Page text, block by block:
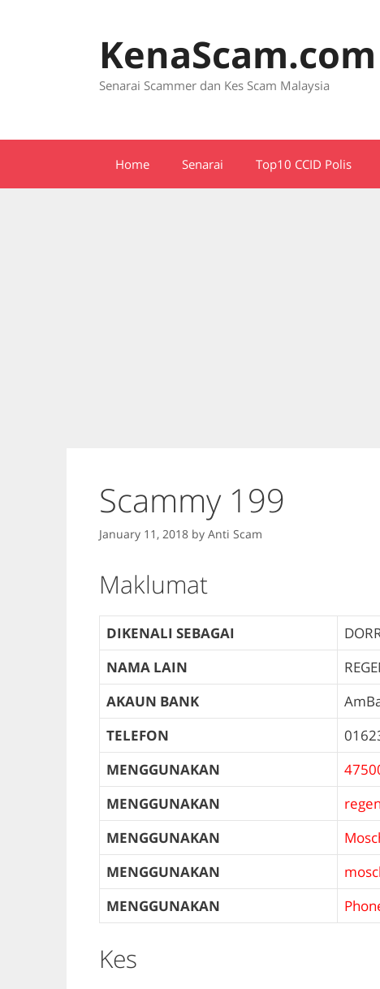
KenaScam.com
Senarai Scammer dan Kes Scam Malaysia
Home Senarai Top10 CCID Polis
Scammy 199
January 11, 2018 by Anti Scam
Maklumat
DIKENALI SEBAGAI
NAMA LAIN
AKAUN BANK
TELEFON
MENGGUNAKAN
MENGGUNAKAN
MENGGUNAKAN
MENGGUNAKAN
MENGGUNAKAN
Kes